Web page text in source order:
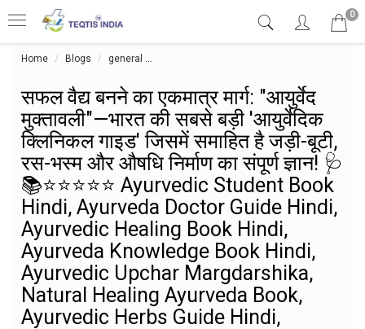
0
Home Blogs general
सफल वैद्य बनने का एकमात्र मार्ग: "आयुर्वेद
मुक्तावली"—भारत की सबसे बड़ी 'आयुर्वेदिक
क्लिनिकल गाइड' जिसमें समाहित है जड़ी-बूटी,
रस-भस्म और औषधि निर्माण का संपूर्ण ज्ञान! 🩺
📚⭐⭐⭐⭐⭐ Ayurvedic Student Book
Hindi, Ayurveda Doctor Guide Hindi,
Ayurvedic Healing Book Hindi,
Ayurveda Knowledge Book Hindi,
Ayurvedic Upchar Margdarshika,
Natural Healing Ayurveda Book,
Ayurvedic Herbs Guide Hindi,